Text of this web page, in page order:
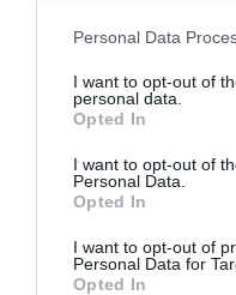
Personal Data
I want to opt-out of
personal data.
Opted In
I want to opt-out of
Personal Data.
Opted In
I want to opt-out of
Personal Data for
Opted In
ΡΑΦΗΝΑ: ΣΤΟΝ ΒΑΘΜΟ